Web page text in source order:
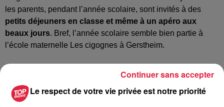
les parents, pendant l’année scolaire, sont invités à des
petits déjeuners en classe et même à un apéro aux
beaux jours. Bref, l’année scolaire semble bien partie à
l’école maternelle Les cigognes à Gerstheim.
Ecoutez l'interview de Julie Braun
Le respect de votre vie privée est notre priorité
Continuer sans accepter